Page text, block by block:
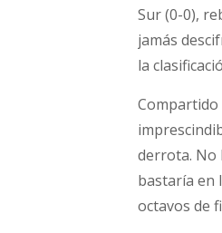
Sur (0-0),
jamás
la
derrota. No
bastaría en
octavos de